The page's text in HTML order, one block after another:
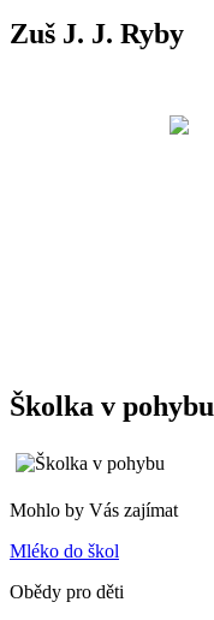
Zuš J. J. Ryby
Školka v pohybu
Mohlo by Vás zajímat
Mléko do škol
Obědy pro děti